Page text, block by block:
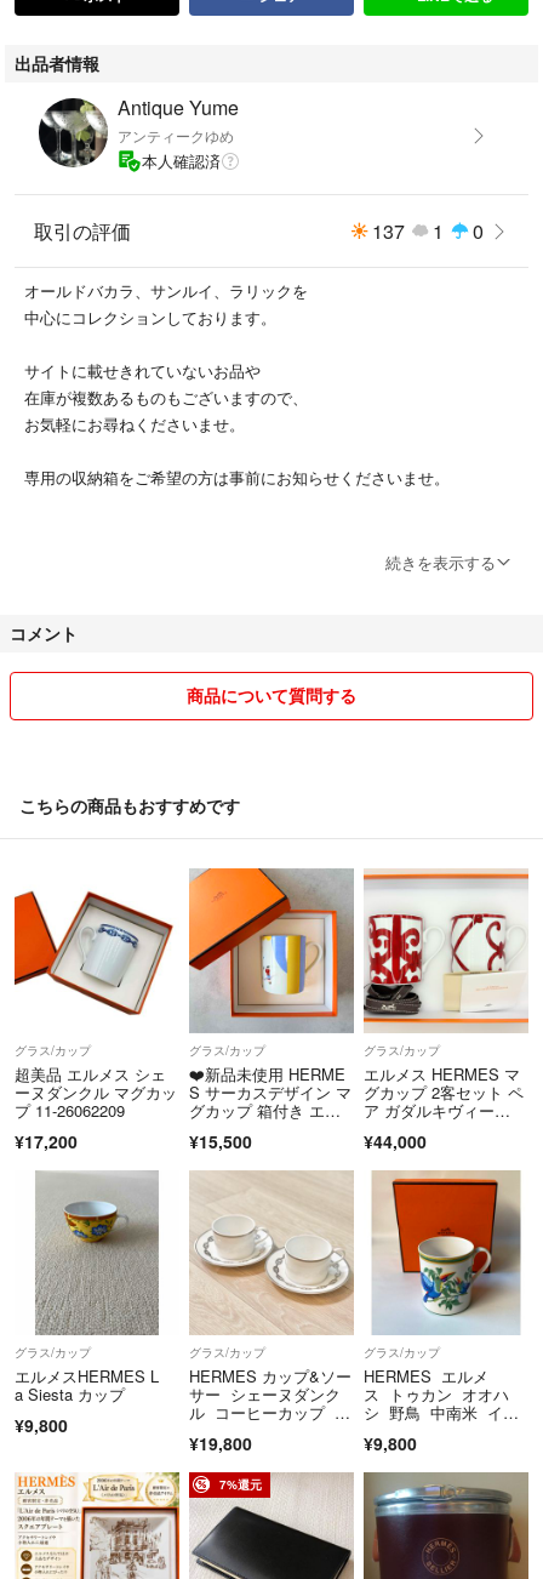
製造時についよれ、スレなどある場合がございます。
写真でお確かめください。
艶のある美品です。
アンティーク品にご理解ある方のご入札を
1936年以前のお品です。サンルイのマークはございません。
クリスタル工房として隆盛を極め現在ではエルメス傘下でその伝統を継い
でいます。
シャルトリューズ色
無色のパスツールも出品中です。
ご覧ください☆
K①
出品者情報
Antique Yume
アンティークゆめ
本人確認済
取引の評価 137 1 0
オールドバカラ、サンルイ、ラリックを
中心にコレクションしております。
サイトに載せきれていないお品や
在庫が複数あるものもございますので、
お気軽にお尋ねくださいませ。
専用の収納箱をご希望の方は事前にお知らせくださいませ。
続きを表示する
コメント
商品について質問する
こちらの商品もおすすめです
グラス/カップ
超美品 エルメス シェ
ーヌダンクル マグカッ
プ 11-26062209
¥17,200
グラス/カップ
❤️新品未使用 HERME
S サーカスデザイン マ
グカップ 箱付き エル
¥15,500
グラス/カップ
エルメス HERMES マ
グカップ 2客セット ペ
ア ガダルキヴィー
¥44,000
グラス/カップ
エルメスHERMES L
a Siesta カップ
¥9,800
グラス/カップ
HERMES カップ&ソー
サー シェーヌダンク
ル コーヒーカップ マ
¥19,800
グラス/カップ
HERMES エルメ
ス トゥカン オオハ
シ 野鳥 中南米 イエ
ック モチーフ マグカ
¥9,800
7%還元